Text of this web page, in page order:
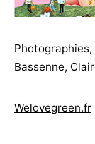
Photographies,
Bassenne,
Welovegreen.fr